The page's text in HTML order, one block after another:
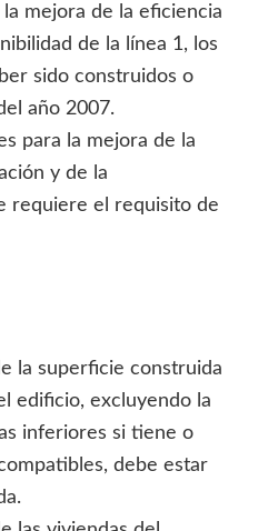
la mejora de la eficiencia
de la línea 1, los
sido construidos o
año 2007.
para la mejora de la
y de la
requiere el requisito de
la superficie construida
edificio, excluyendo la
inferiores si tiene o
debe estar